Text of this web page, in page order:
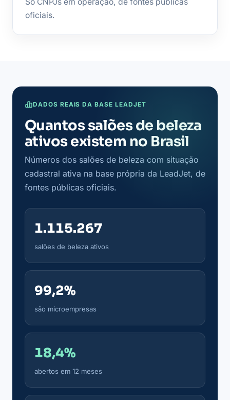
oficiais.
DADOS REAIS DA BASE LEADJET
Quantos salões de beleza
ativos existem no Brasil
Números dos salões de beleza com situação
cadastral ativa na base própria da LeadJet, de
fontes públicas oficiais.
1.115.267
salões de beleza ativos
99,2%
são microempresas
18,4%
abertos em 12 meses